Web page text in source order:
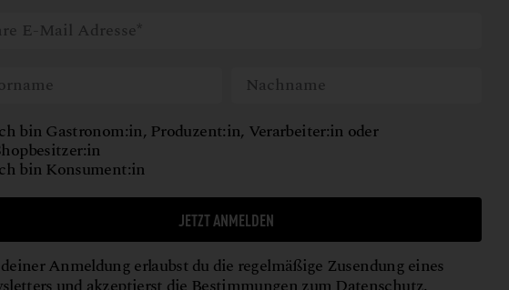
bin Gastronom:in, Produzent:in, Verarbeiter:in oder
bin Konsument:in
JETZT ANMELDEN
Anmeldung erlaubst du die regelmäßige Zusendung eines